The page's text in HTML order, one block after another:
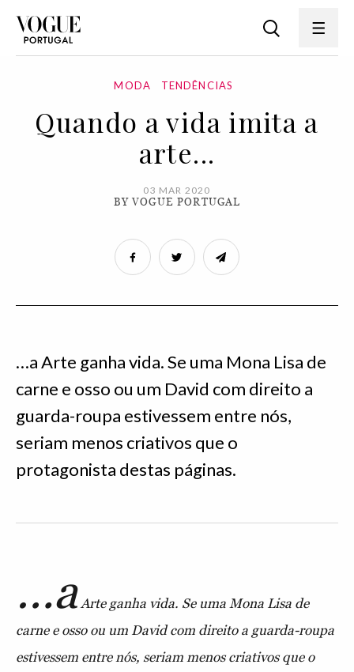
MODA TENDÊNCIAS
Quando a vida imita a
arte...
03 MAR 2020
BY VOGUE PORTUGAL
…a Arte ganha vida. Se uma Mona Lisa de
carne e osso ou um David com direito a
guarda-roupa estivessem entre nós,
seriam menos criativos que o
protagonista destas páginas.
…aArte ganha vida. Se uma Mona Lisa de
carne e osso ou um David com direito a guarda-roupa
estivessem entre nós, seriam menos criativos que o